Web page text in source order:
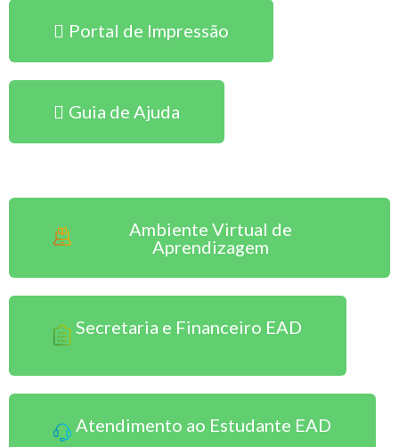
Portal de Impressão
Guia de Ajuda
Ambiente Virtual de
Aprendizagem
Secretaria e Financeiro EAD
Atendimento ao Estudante EAD